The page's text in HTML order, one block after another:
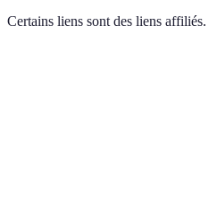
Certains liens sont des liens affiliés.